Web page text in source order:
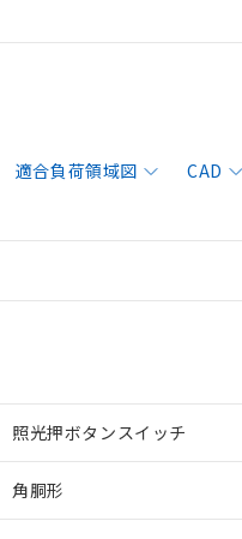
適合負荷領域図 CAD
照光押ボタンスイッチ
角胴形